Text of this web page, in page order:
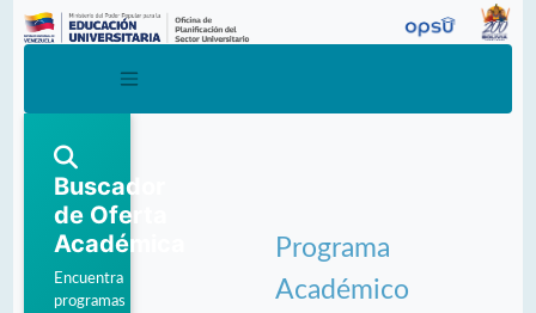
Buscador
de Oferta
Académica
Encuentra
programas
Programa
Académico